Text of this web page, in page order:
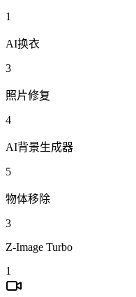
1
AI换衣
3
照片修复
4
AI背景生成器
5
物体移除
3
Z-Image Turbo
1